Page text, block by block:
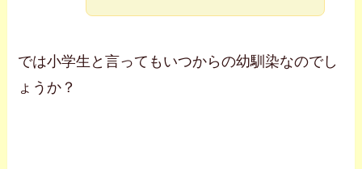
では小学生と言ってもいつからの幼馴染なのでし
ょうか？